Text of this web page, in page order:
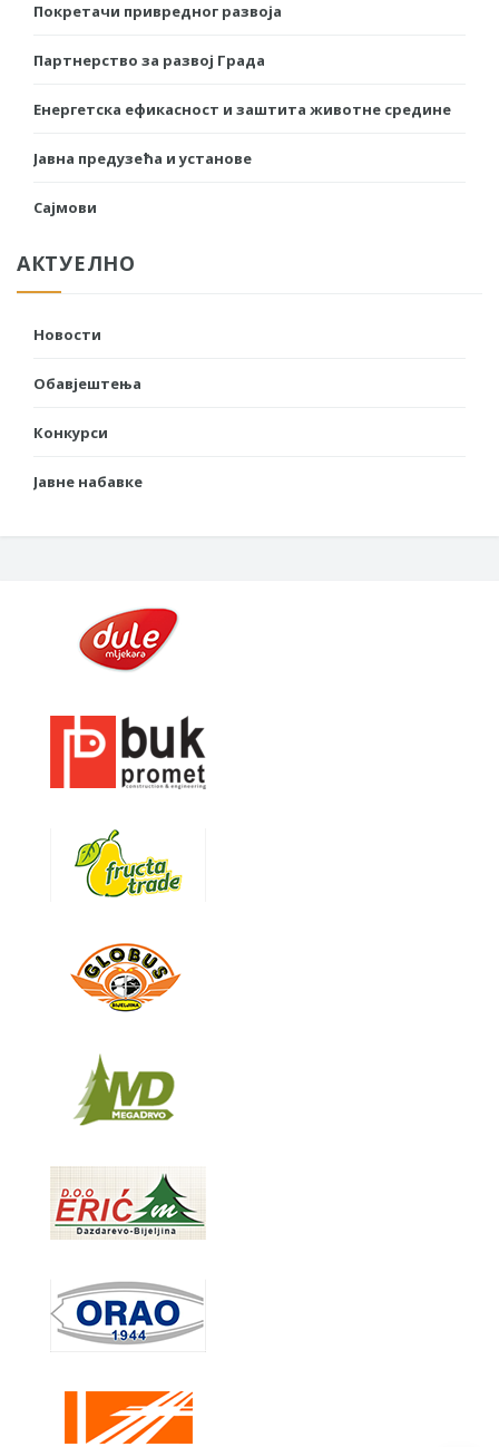
Покретачи привредног развоја
Партнерство за развој Града
Енергетска ефикасност и заштита животне средине
Јавна предузећа и установе
Сајмови
АКТУЕЛНО
Новости
Обавјештења
Конкурси
Јавне набавке